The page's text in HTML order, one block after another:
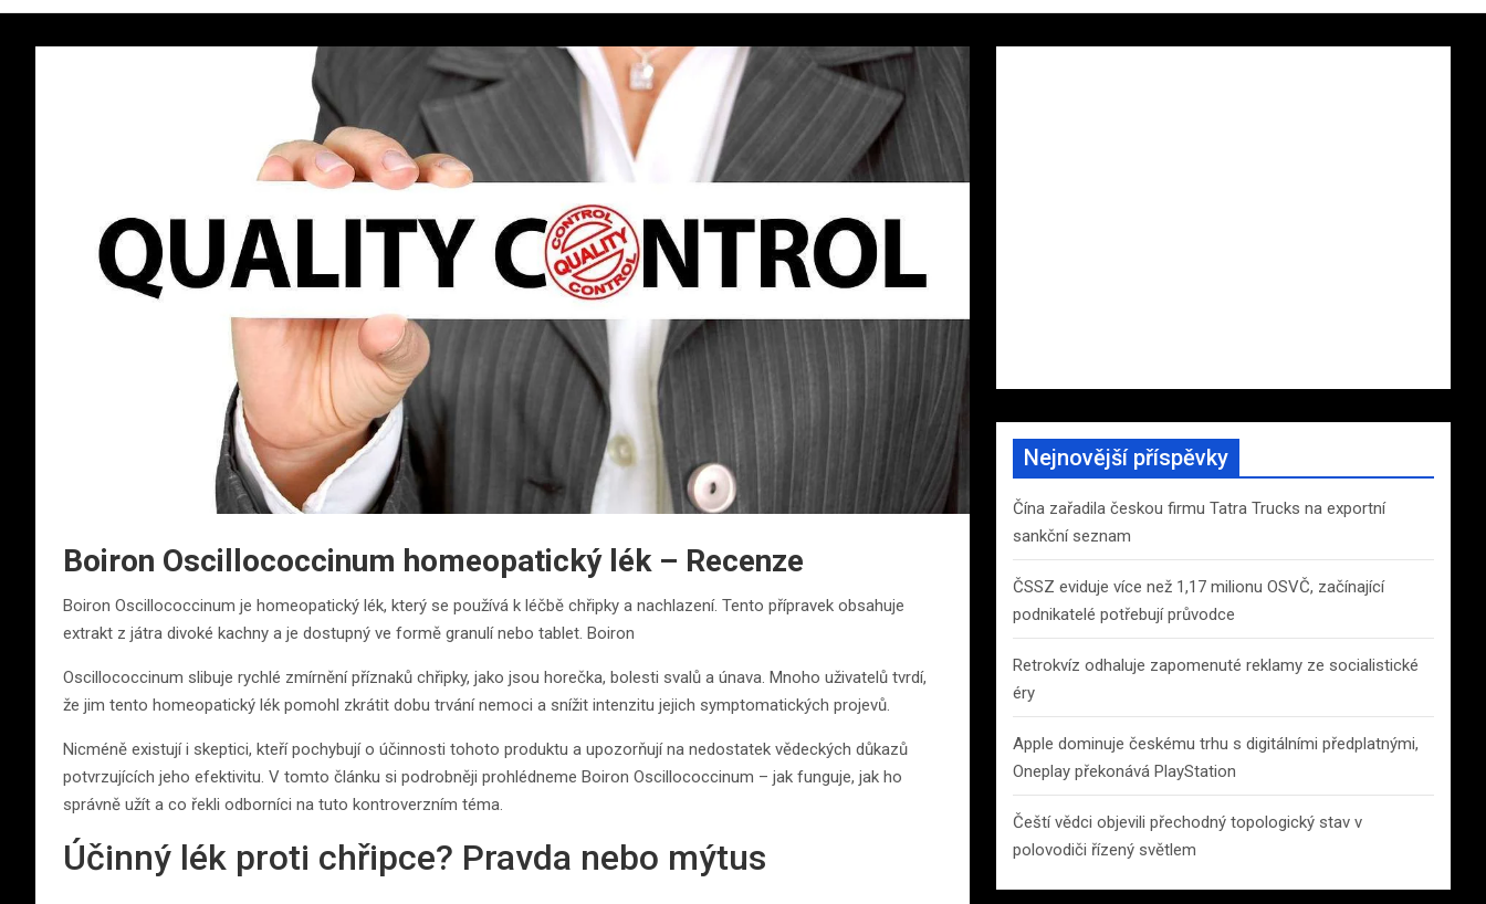
Boiron Oscillococcinum homeopatický lék – Recenze
Boiron Oscillococcinum je homeopatický lék, který se používá k léčbě chřipky a nachlazení. Tento přípravek obsahuje
extrakt z játra divoké kachny a je dostupný ve formě granulí nebo tablet. Boiron
Oscillococcinum slibuje rychlé zmírnění příznaků chřipky, jako jsou horečka, bolesti svalů a únava. Mnoho uživatelů tvrdí,
že jim tento homeopatický lék pomohl zkrátit dobu trvání nemoci a snížit intenzitu jejich symptomatických projevů.
Nicméně existují i skeptici, kteří pochybují o účinnosti tohoto produktu a upozorňují na nedostatek vědeckých důkazů
potvrzujících jeho efektivitu. V tomto článku si podrobněji prohlédneme Boiron Oscillococcinum – jak funguje, jak ho
správně užít a co řekli odborníci na tuto kontroverzním téma.
Účinný lék proti chřipce? Pravda nebo mýtus
Nejnovější příspěvky
Čína zařadila českou firmu Tatra Trucks na exportní
sankční seznam
ČSSZ eviduje více než 1,17 milionu OSVČ, začínající
podnikatelé potřebují průvodce
Retrokvíz odhaluje zapomenuté reklamy ze socialistické
éry
Apple dominuje českému trhu s digitálními předplatnými,
Oneplay překonává PlayStation
Čeští vědci objevili přechodný topologický stav v
polovodiči řízený světlem